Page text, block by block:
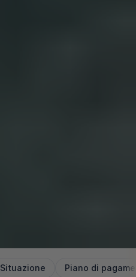
Situazione Piano di